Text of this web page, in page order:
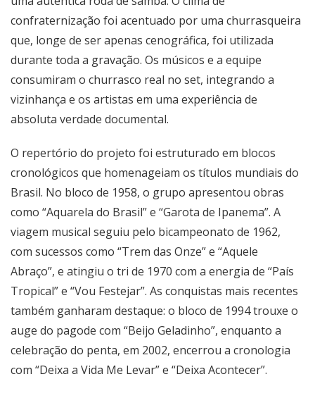
confraternização foi acentuado por uma churrasqueira
que, longe de ser apenas cenográfica, foi utilizada
durante toda a gravação. Os músicos e a equipe
consumiram o churrasco real no set, integrando a
vizinhança e os artistas em uma experiência de
absoluta verdade documental.
O repertório do projeto foi estruturado em blocos
cronológicos que homenageiam os títulos mundiais do
Brasil. No bloco de 1958, o grupo apresentou obras
como “Aquarela do Brasil” e “Garota de Ipanema”. A
viagem musical seguiu pelo bicampeonato de 1962,
com sucessos como “Trem das Onze” e “Aquele
Abraço”, e atingiu o tri de 1970 com a energia de “País
Tropical” e “Vou Festejar”. As conquistas mais recentes
também ganharam destaque: o bloco de 1994 trouxe o
auge do pagode com “Beijo Geladinho”, enquanto a
celebração do penta, em 2002, encerrou a cronologia
com “Deixa a Vida Me Levar” e “Deixa Acontecer”.